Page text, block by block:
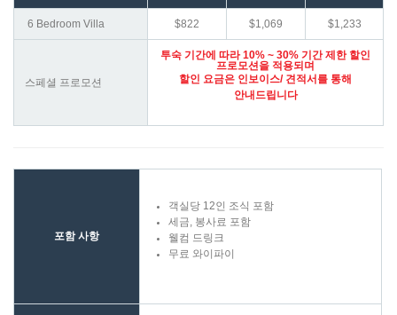
6 Bedroom Villa $822 $1,069 $1,233
스페셜 프로모션
투숙 기간에 따라 10% ~ 30% 기간 제한 할인
프로모션을 적용되며
할인 요금은 인보이스/ 견적서를 통해
안내드립니다
포함 사항
객실당 12인 조식 포함
세금, 봉사료 포함
웰컴 드링크
무료 와이파이